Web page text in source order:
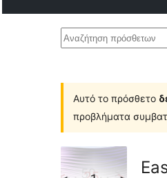
Αναζήτηση
Αυτό το πρόσθετο
προβλήματα